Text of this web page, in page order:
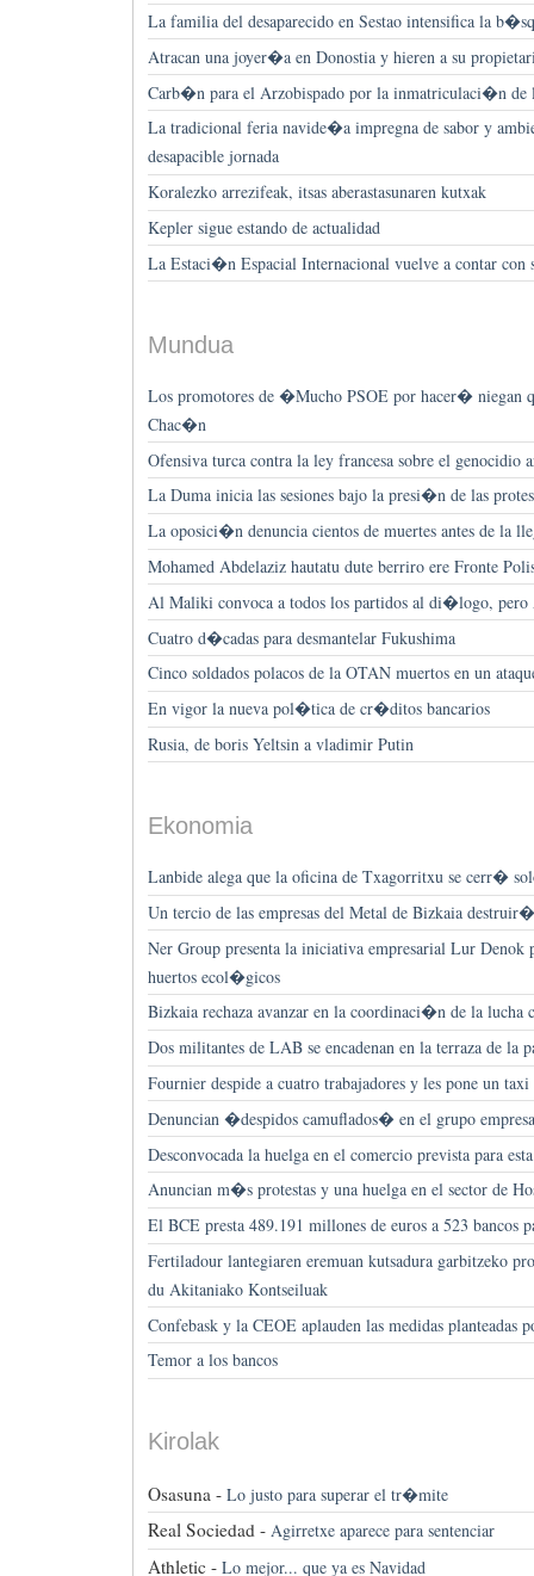
La familia del desaparecido en Sestao intensifica la
Atracan una joyer�a en Donostia y hieren a su
Carb�n para el Arzobispado por la inmatriculaci�n de
La tradicional feria navide�a impregna de sabor y
desapacible jornada
Koralezko arrezifeak, itsas aberastasunaren kutxak
Kepler sigue estando de actualidad
La Estaci�n Espacial Internacional vuelve a contar con
Mundua
Los promotores de �Mucho PSOE por hacer� niegan
Chac�n
Ofensiva turca contra la ley francesa sobre el genocidio
La Duma inicia las sesiones bajo la presi�n de las
La oposici�n denuncia cientos de muertes antes de la
Mohamed Abdelaziz hautatu dute berriro ere Fronte
Al Maliki convoca a todos los partidos al di�logo, pero
Cuatro d�cadas para desmantelar Fukushima
Cinco soldados polacos de la OTAN muertos en un
En vigor la nueva pol�tica de cr�ditos bancarios
Rusia, de boris Yeltsin a vladimir Putin
Ekonomia
Lanbide alega que la oficina de Txagorritxu se cerr�
Un tercio de las empresas del Metal de Bizkaia
Ner Group presenta la iniciativa empresarial Lur
huertos ecol�gicos
Bizkaia rechaza avanzar en la coordinaci�n de la lucha
Dos militantes de LAB se encadenan en la terraza de la
Fournier despide a cuatro trabajadores y les pone un
Denuncian �despidos camuflados� en el grupo
Desconvocada la huelga en el comercio prevista para
Anuncian m�s protestas y una huelga en el sector de
El BCE presta 489.191 millones de euros a 523
Fertiladour lantegiaren eremuan kutsadura garbitzeko
du Akitaniako Kontseiluak
Confebask y la CEOE aplauden las medidas planteadas
Temor a los bancos
Kirolak
Osasuna - Lo justo para superar el tr�mite
Real Sociedad - Agirretxe aparece para sentenciar
Athletic - Lo mejor... que ya es Navidad